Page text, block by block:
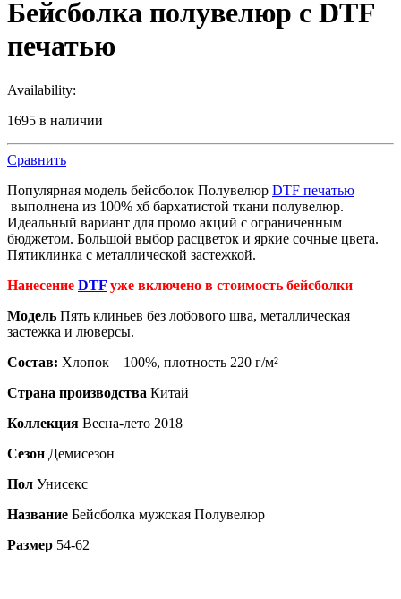
Бейсболка полувелюр с DTF
печатью
Availability:
1695 в наличии
Сравнить
Популярная модель бейсболок Полувелюр DTF печатью
выполнена из 100% хб бархатистой ткани полувелюр.
Идеальный вариант для промо акций с ограниченным
бюджетом. Большой выбор расцветок и яркие сочные цвета.
Пятиклинка с металлической застежкой.
Нанесение DTF уже включено в стоимость бейсболки
Модель Пять клиньев без лобового шва, металлическая
застежка и люверсы.
Состав: Хлопок – 100%, плотность 220 г/м²
Страна производства Китай
Коллекция Весна-лето 2018
Сезон Демисезон
Пол Унисекс
Название Бейсболка мужская Полувелюр
Размер 54-62